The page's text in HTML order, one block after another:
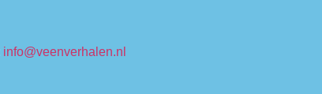
info@veenverhalen.nl